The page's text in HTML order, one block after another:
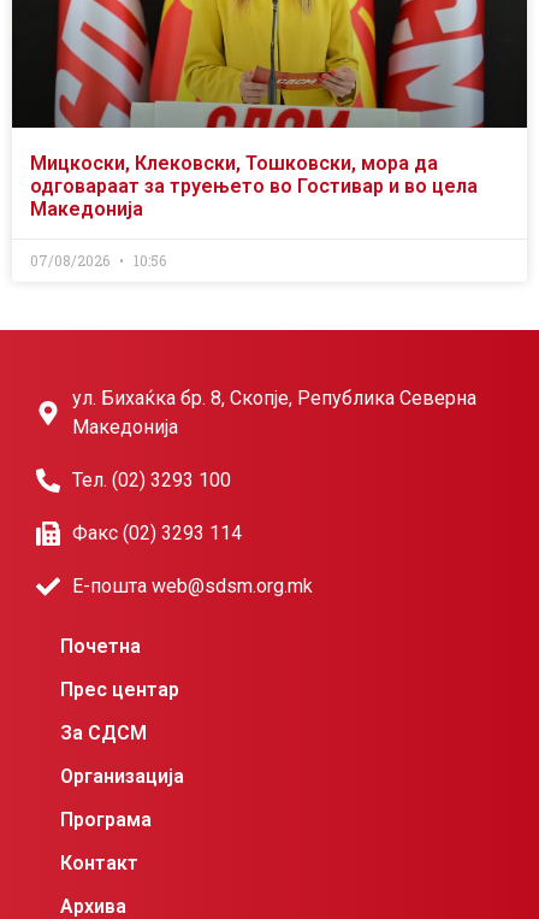
Мицкоски, Клековски, Тошковски, мора да
одговараат за труењето во Гостивар и во цела
Македонија
07/08/2026 10:56
ул. Бихаќка бр. 8, Скопје, Република Северна
Македонија
Тел. (02) 3293 100
Факс (02) 3293 114
Е-пошта web@sdsm.org.mk
Почетна
Прес центар
За СДСМ
Организација
Програма
Контакт
Архива